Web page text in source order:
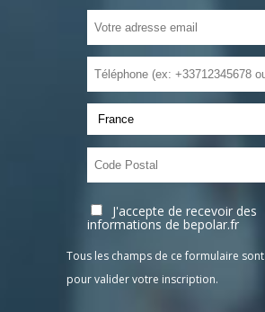
J'accepte de recevoir des
informations de bepolar.fr
Tous les champs de ce formulaire
pour valider votre inscription.